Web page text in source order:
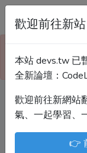
Devs.tw 寫程
請到新
Devs.tw 是
您隨手
尤川豪
歡迎前往新
本站 devs.tw 已
全新論壇：
歡迎前往新網站
氣、一起學習、
👉